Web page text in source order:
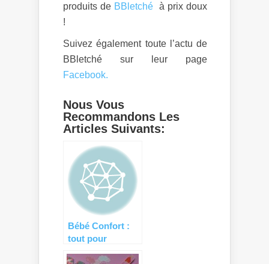
produits de BBletché à prix doux
!
Suivez également toute l’actu de
BBletché sur leur page
Facebook.
Nous Vous
Recommandons Les
Articles Suivants:
Bébé Confort :
tout pour